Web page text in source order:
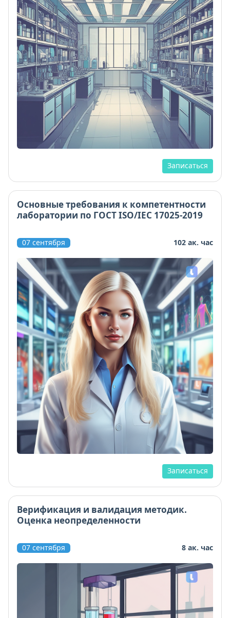
Записаться
Основные требования к компетентности
лаборатории по ГОСТ ISO/IEC 17025-2019
07 сентября 102 ак. час
Записаться
Верификация и валидация методик.
Оценка неопределенности
07 сентября 8 ак. час